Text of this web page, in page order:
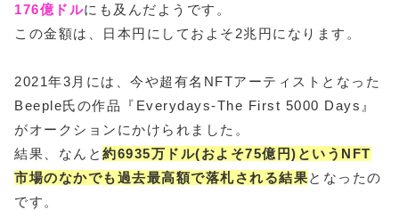
176億ドルにも及んだようです。
この金額は、日本円にしておよそ2兆円になります。
2021年3月には、今や超有名NFTアーティストとなった
Beeple氏の作品『Everydays-The First 5000 Days』
がオークションにかけられました。
結果、なんと 約6935万ドル(およそ75億円)というNFT
市場のなかでも過去最高額で落札される結果となったの
です。